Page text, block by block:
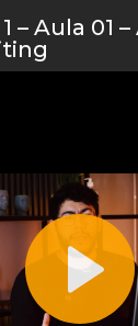
– Aula 01